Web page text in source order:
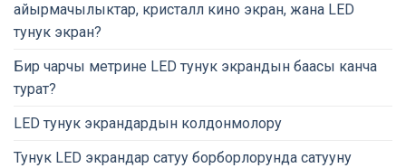
айырмачылыктар, кристалл кино экран, жана LED
тунук экран?
Бир чарчы метрине LED тунук экрандын баасы канча
турат?
LED тунук экрандардын колдонмолору
Тунук LED экрандар сатуу борборлорунда сатууну